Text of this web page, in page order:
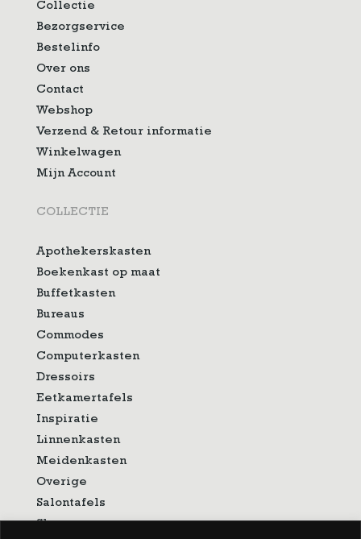
Collectie
Bezorgservice
Bestelinfo
Over ons
Contact
Webshop
Verzend & Retour informatie
Winkelwagen
Mijn Account
COLLECTIE
Apothekerskasten
Boekenkast op maat
Buffetkasten
Bureaus
Commodes
Computerkasten
Dressoirs
Eetkamertafels
Inspiratie
Linnenkasten
Meidenkasten
Overige
Salontafels
Showroom